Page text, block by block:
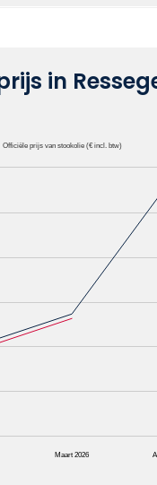
in
Officiële prijs van stookolie (€ incl. btw)
Maart 2026